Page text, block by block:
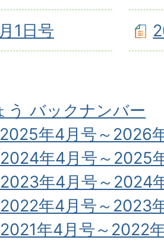
1日号
う バックナンバー
年4月号～2026
年4月号～2025
年4月号～2024
年4月号～2023
年4月号～2022